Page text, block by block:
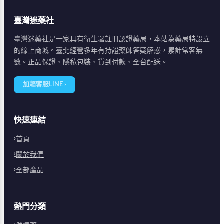
臺灣迷藥社
臺灣迷藥社是一家具有衛生署註冊認證藥局，本站為藥局特設立
的線上商城。臺北經營多年有持證藥師答疑解惑，累計常客無
數。正品保證、隱私包裝、貨到付款、全台配送。
加賴客服LINE ›
快速連結
首頁
關於我們
全部產品
熱門分類